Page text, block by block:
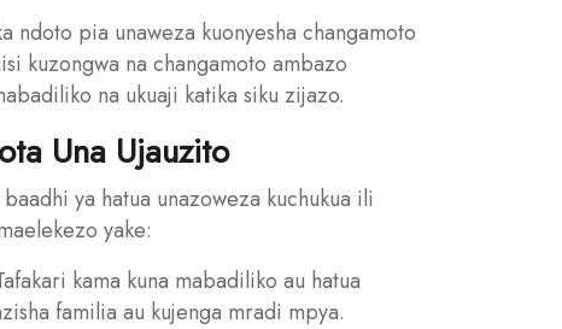
ndoto pia unaweza kuonyesha changamoto
kuzongwa na changamoto ambazo
na ukuaji katika siku zijazo.
Una Ujauzito
ya hatua unazoweza kuchukua ili
yake:
kama kuna mabadiliko au hatua
familia au kujenga mradi mpya.